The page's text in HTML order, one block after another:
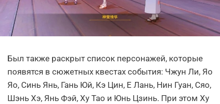
Был также раскрыт список персонажей, которые
появятся в сюжетных квестах события: Чжун Ли, Яо
Яо, Синь Янь, Гань Юй, Кэ Цин, Е Лань, Нин Гуан, Сяо,
Шэнь Хэ, Янь Фэй, Ху Тао и Юнь Цзинь. При этом Ху